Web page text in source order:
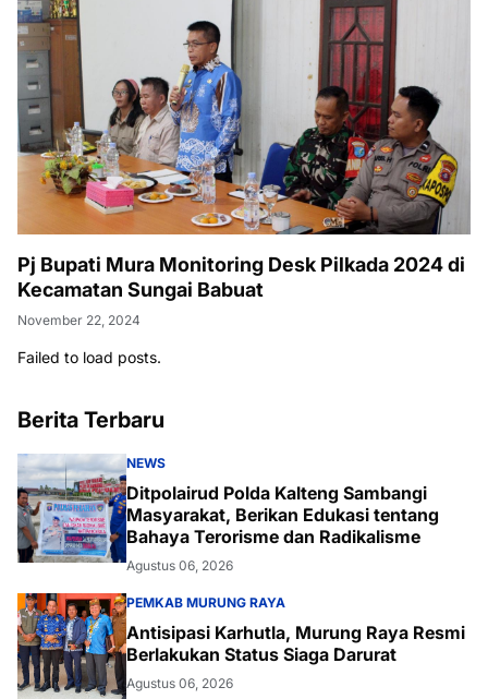
Pj Bupati Mura Monitoring Desk Pilkada 2024 di
Kecamatan Sungai Babuat
November 22, 2024
Failed to load posts.
Berita Terbaru
NEWS
Ditpolairud Polda Kalteng Sambangi
Masyarakat, Berikan Edukasi tentang
Bahaya Terorisme dan Radikalisme
Agustus 06, 2026
PEMKAB MURUNG RAYA
Antisipasi Karhutla, Murung Raya Resmi
Berlakukan Status Siaga Darurat
Agustus 06, 2026